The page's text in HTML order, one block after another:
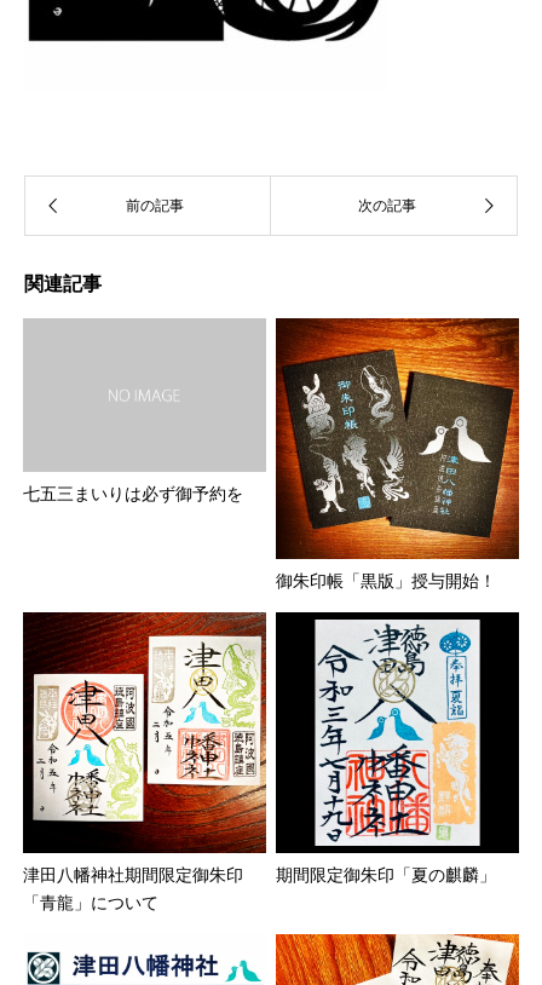
関連記事
七五三まいりは必ず御予約を
御朱印帳「黒版」授与開始！
津田八幡神社期間限定御朱印
「青龍」について
期間限定御朱印「夏の麒麟」